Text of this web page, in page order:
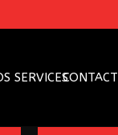
SERVICESCONTACT